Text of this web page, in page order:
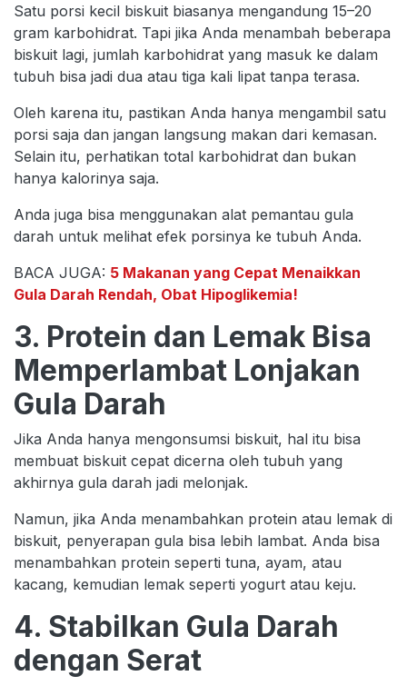
Satu porsi kecil biskuit biasanya mengandung 15–20
gram karbohidrat. Tapi jika Anda menambah beberapa
biskuit lagi, jumlah karbohidrat yang masuk ke dalam
tubuh bisa jadi dua atau tiga kali lipat tanpa terasa.
Oleh karena itu, pastikan Anda hanya mengambil satu
porsi saja dan jangan langsung makan dari kemasan.
Selain itu, perhatikan total karbohidrat dan bukan
hanya kalorinya saja.
Anda juga bisa menggunakan alat pemantau gula
darah untuk melihat efek porsinya ke tubuh Anda.
BACA JUGA: 5 Makanan yang Cepat Menaikkan
Gula Darah Rendah, Obat Hipoglikemia!
3. Protein dan Lemak Bisa
Memperlambat Lonjakan
Gula Darah
Jika Anda hanya mengonsumsi biskuit, hal itu bisa
membuat biskuit cepat dicerna oleh tubuh yang
akhirnya gula darah jadi melonjak.
Namun, jika Anda menambahkan protein atau lemak di
biskuit, penyerapan gula bisa lebih lambat. Anda bisa
menambahkan protein seperti tuna, ayam, atau
kacang, kemudian lemak seperti yogurt atau keju.
4. Stabilkan Gula Darah
dengan Serat